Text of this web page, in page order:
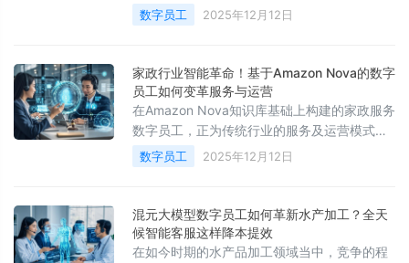
的引入呢，为去解决这些切实存在的问题提供
了一条全新的途径，它不但能够承担起基础的
数字员工 2025年12月12日
家政行业智能革命！基于Amazon Nova的数字
员工如何变革服务与运营
在Amazon Nova知识库基础上构建的家政服务
数字员工，正为传统行业的服务及运营模式带
来深刻变革，它不是单纯的自动化应答工具
数字员工 2025年12月12日
混元大模型数字员工如何革新水产加工？全天
候智能客服这样降本提效
在如今时期的水产品加工领域当中，竞争的程